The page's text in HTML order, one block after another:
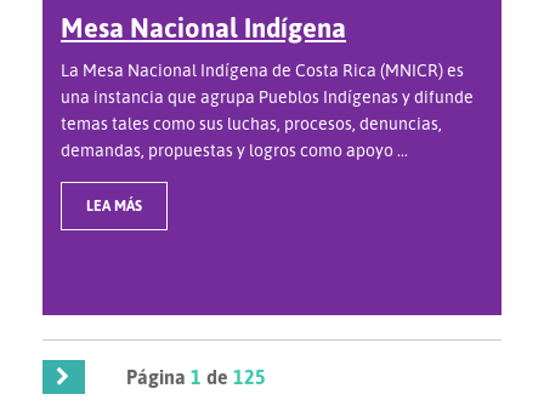
Mesa Nacional Indígena
La Mesa Nacional Indígena de Costa Rica (MNICR) es
una instancia que agrupa Pueblos Indígenas y difunde
temas tales como sus luchas, procesos, denuncias,
demandas, propuestas y logros como apoyo ...
LEA MÁS
Página1 de125